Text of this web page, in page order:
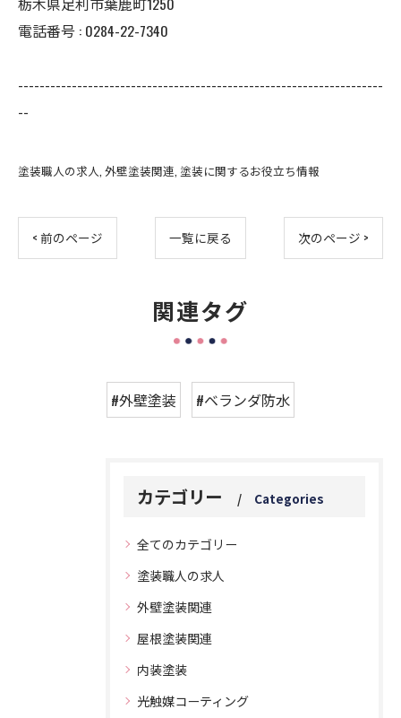
電話番号 : 0284-22-7340
--------------------------------------------------------------------
--
塗装職人の求人 外壁塗装関連 塗装に関するお役立ち情報
< 前のページ 一覧に戻る 次のページ >
関連タグ
#外壁塗装 #ベランダ防水
カテゴリー Categories
全てのカテゴリー
塗装職人の求人
外壁塗装関連
屋根塗装関連
内装塗装
光触媒コーティング